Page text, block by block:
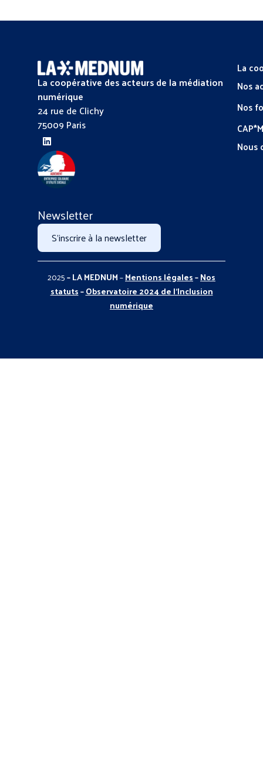
La coopérative des acteurs de la médiation
numérique
24 rue de Clichy
75009 Paris
Newsletter
S'inscrire à la newsletter
La
Nos
Nos
Nous
2025– LA MEDNUM–Mentions légales–Nos
statuts–Observatoire 2024 de l’Inclusion
numérique